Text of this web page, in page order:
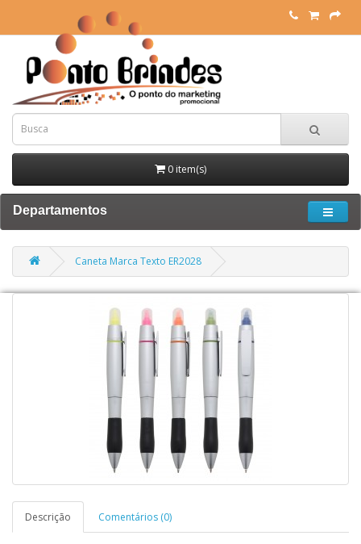
0 item(s)
Departamentos
Caneta Marca Texto ER2028
Descrição Comentários (0)